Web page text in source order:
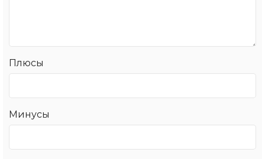
Плюсы
Минусы